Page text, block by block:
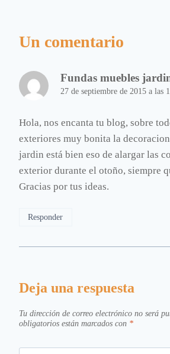
Un comentario
Fundas muebles
27 de septiembre de 2015 a las
Hola, nos encanta tu blog, sobre
exteriores muy bonita la decoracion
jardin está bien eso de alargar las
exterior durante el otoño, siempre
Gracias por tus ideas.
Responder
Deja una respuesta
Tu dirección de correo electrónico no será
obligatorios están marcados con *